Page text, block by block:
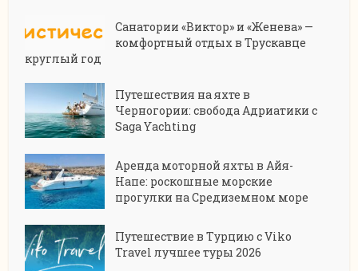
Санатории «Виктор» и «Женева» —
комфортный отдых в Трускавце
круглый год
Путешествия на яхте в
Черногории: свобода Адриатики с
Saga Yachting
Аренда моторной яхты в Айя-
Напе: роскошные морские
прогулки на Средиземном море
Путешествие в Турцию с Viko
Travel лучшее туры 2026